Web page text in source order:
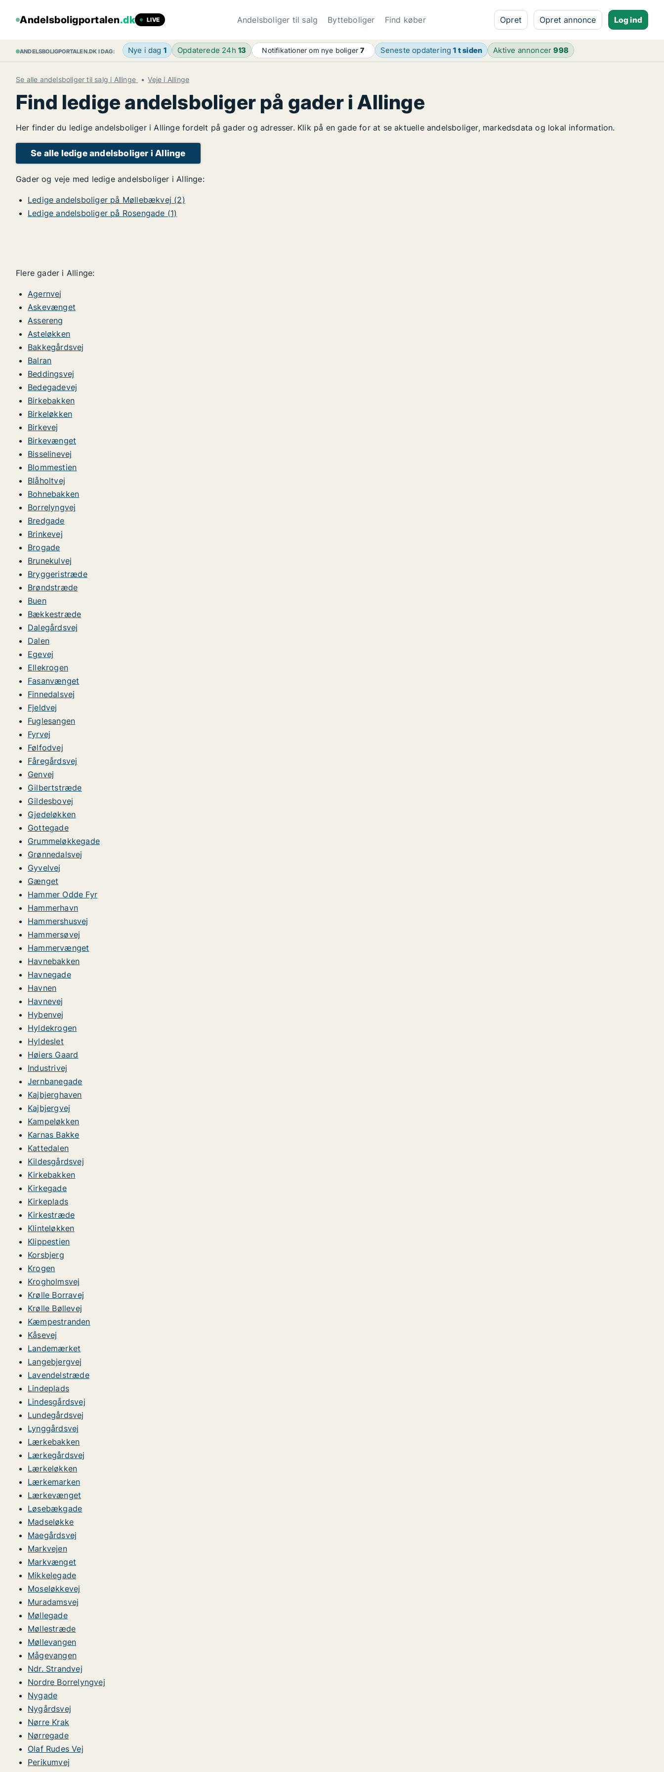
Andelsboligportalen.dk LIVE Andelsboliger til salg Bytteboliger Find køber Opret Opret annonce Log ind
ANDELSBOLIGPORTALEN.DK I DAG: Nye i dag 1 Opdaterede 24h13 Notifikationer om nye boliger7 Seneste opdatering1 t siden Aktive annoncer998
Se alle andelsboliger til salg i Allinge Veje i Allinge
Find ledige andelsboliger på gader i Allinge
Her finder du ledige andelsboliger i Allinge fordelt på gader og adresser. Klik på en gade for at se aktuelle andelsboliger, markedsdata og lokal information.
Se alle ledige andelsboliger i Allinge
Gader og veje med ledige andelsboliger i Allinge:
Ledige andelsboliger på Møllebækvej (2)
Ledige andelsboliger på Rosengade (1)
Flere gader i Allinge:
Agernvej
Askevænget
Assereng
Asteløkken
Bakkegårdsvej
Balran
Beddingsvej
Bedegadevej
Birkebakken
Birkeløkken
Birkevej
Birkevænget
Bisselinevej
Blommestien
Blåholtvej
Bohnebakken
Borrelyngvej
Bredgade
Brinkevej
Brogade
Brunekulvej
Bryggeristræde
Brøndstræde
Buen
Bækkestræde
Dalegårdsvej
Dalen
Egevej
Ellekrogen
Fasanvænget
Finnedalsvej
Fjeldvej
Fuglesangen
Fyrvej
Følfodvej
Fåregårdsvej
Genvej
Gilbertstræde
Gildesbovej
Gjedeløkken
Gottegade
Grummeløkkegade
Grønnedalsvej
Gyvelvej
Gænget
Hammer Odde Fyr
Hammerhavn
Hammershusvej
Hammersøvej
Hammervænget
Havnebakken
Havnegade
Havnen
Havnevej
Hybenvej
Hyldekrogen
Hyldeslet
Høiers Gaard
Industrivej
Jernbanegade
Kajbjerghaven
Kajbjergvej
Kampeløkken
Karnas Bakke
Kattedalen
Kildesgårdsvej
Kirkebakken
Kirkegade
Kirkeplads
Kirkestræde
Klinteløkken
Klippestien
Korsbjerg
Krogen
Krogholmsvej
Krølle Borravej
Krølle Bøllevej
Kæmpestranden
Kåsevej
Landemærket
Langebjergvej
Lavendelstræde
Lindeplads
Lindesgårdsvej
Lundegårdsvej
Lynggårdsvej
Lærkebakken
Lærkegårdsvej
Lærkeløkken
Lærkemarken
Lærkevænget
Løsebækgade
Madseløkke
Maegårdsvej
Markvejen
Markvænget
Mikkelegade
Moseløkkevej
Muradamsvej
Møllegade
Møllestræde
Møllevangen
Mågevangen
Ndr. Strandvej
Nordre Borrelyngvej
Nygade
Nygårdsvej
Nørre Krak
Nørregade
Olaf Rudes Vej
Perikumvej